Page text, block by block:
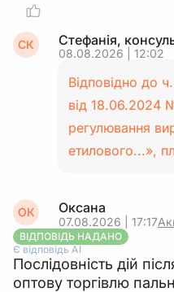
СК Стефанія,
08.08.2026 | 12:02
Відповідно до
від 18.06.2024
регулювання
етилового...»,
ОК Оксана
07.08.2026 | 17:17
ВІДПОВІДЬ НАДАНО
Є відповідь АІ
Послідовність дій
оптову торгівлю